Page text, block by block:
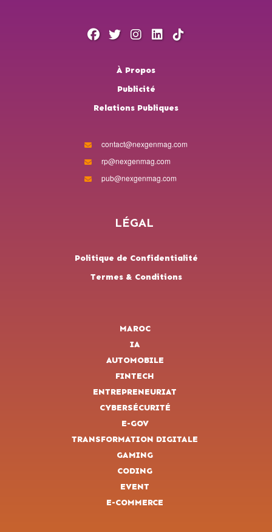
À Propos
Publicité
Relations Publiques
contact@nexgenmag.com
rp@nexgenmag.com
pub@nexgenmag.com
LÉGAL
Politique de Confidentialité
Termes & Conditions
MAROC
IA
AUTOMOBILE
FINTECH
ENTREPRENEURIAT
CYBERSÉCURITÉ
E-GOV
TRANSFORMATION DIGITALE
GAMING
CODING
EVENT
E-COMMERCE